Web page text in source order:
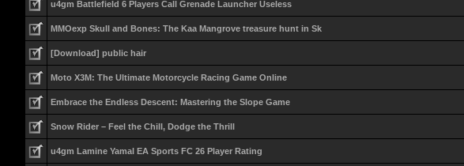
u4gm Battlefield 6 Players Call Grenade Launcher Useless
MMOexp Skull and Bones: The Kaa Mangrove treasure hunt in Sk
[Download] public hair
Moto X3M: The Ultimate Motorcycle Racing Game Online
Embrace the Endless Descent: Mastering the Slope Game
Snow Rider – Feel the Chill, Dodge the Thrill
u4gm Lamine Yamal EA Sports FC 26 Player Rating